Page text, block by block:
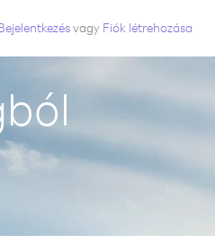
vagy Fiók létrehozása